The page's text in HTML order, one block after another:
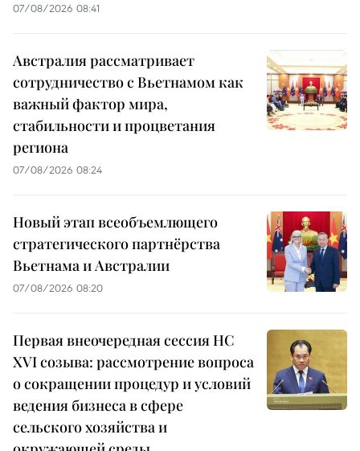
07/08/2026 08:41
Австралия рассматривает
сотрудничество с Вьетнамом как
важный фактор мира,
стабильности и процветания
региона
07/08/2026 08:24
Новый этап всеобъемлющего
стратегического партнёрства
Вьетнама и Австралии
07/08/2026 08:20
Первая внеочередная сессия НС
XVI созыва: рассмотрение вопроса
о сокращении процедур и условий
ведения бизнеса в сфере
сельского хозяйства и